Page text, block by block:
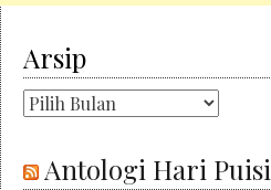
Arsip
Arsip
Antologi Hari Puisi